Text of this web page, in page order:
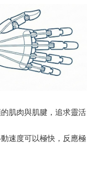
肌肉與肌腱，追求靈活
速度可以極快，反應極